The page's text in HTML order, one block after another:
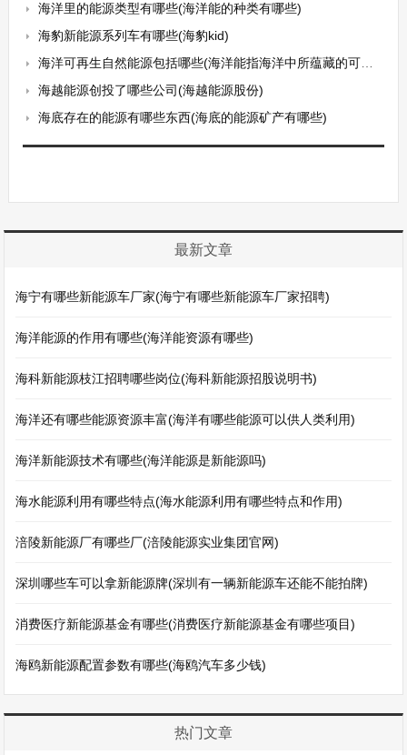
海洋里的能源类型有哪些(海洋能的种类有哪些)
海豹新能源系列车有哪些(海豹kid)
海洋可再生自然能源包括哪些(海洋能指海洋中所蕴藏的可再生自然能源主要包括哪些)
海越能源创投了哪些公司(海越能源股份)
海底存在的能源有哪些东西(海底的能源矿产有哪些)
最新文章
海宁有哪些新能源车厂家(海宁有哪些新能源车厂家招聘)
海洋能源的作用有哪些(海洋能资源有哪些)
海科新能源枝江招聘哪些岗位(海科新能源招股说明书)
海洋还有哪些能源资源丰富(海洋有哪些能源可以供人类利用)
海洋新能源技术有哪些(海洋能源是新能源吗)
海水能源利用有哪些特点(海水能源利用有哪些特点和作用)
涪陵新能源厂有哪些厂(涪陵能源实业集团官网)
深圳哪些车可以拿新能源牌(深圳有一辆新能源车还能不能拍牌)
消费医疗新能源基金有哪些(消费医疗新能源基金有哪些项目)
海鸥新能源配置参数有哪些(海鸥汽车多少钱)
热门文章